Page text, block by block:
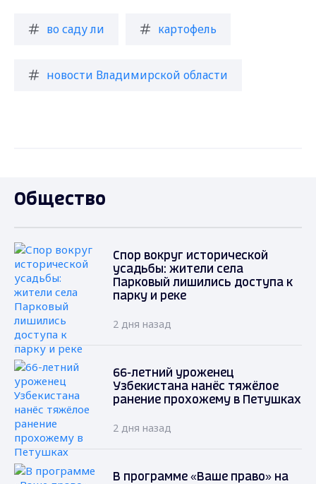
во саду ли картофель
новости Владимирской области
Общество
Спор вокруг исторической
усадьбы: жители села
Парковый лишились доступа к
парку и реке
2 дня назад
66-летний уроженец
Узбекистана нанёс тяжёлое
ранение прохожему в Петушках
2 дня назад
В программе «Ваше право» на